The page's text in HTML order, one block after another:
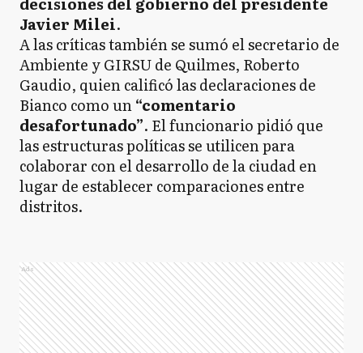
Javier Milei.
A las críticas también se sumó el secretario de
Ambiente y GIRSU de Quilmes, Roberto
Gaudio, quien calificó las declaraciones de
Bianco como un“comentario
desafortunado”. El funcionario pidió que
las estructuras políticas se utilicen para
colaborar con el desarrollo de la ciudad en
lugar de establecer comparaciones entre
distritos.
Ads